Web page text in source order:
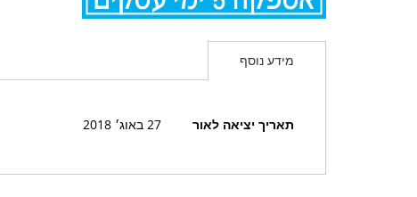
להתחלה
מידע נוסף
מידע
תאריך יציאה לאור 27 באוג׳ 2018